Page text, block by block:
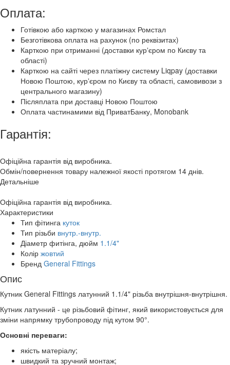
Оплата:
Готівкою або карткою у магазинах Ромстал
Безготівкова оплата на рахунок (по реквізитах)
Карткою при отриманні (доставки курʼєром по Києву та
області)
Карткою на сайті через платіжну систему Liqpay (доставки
Новою Поштою, курʼєром по Києву та області, самовивози з
центрального магазину)
Післяплата при доставці Новою Поштою
Оплата частинамими від ПриватБанку, Monobank
Гарантія:
Офіційна гарантія від виробника.
Обмін/повернення товару належної якості протягом 14 днів.
Детальніше
Офіційна гарантія від виробника.
Характеристики
Тип фітинга куток
Тип різьби внутр.-внутр.
Діаметр фитінга, дюйм 1.1/4"
Колір жовтий
Бренд General Fittings
Опис
Кутник General Fittings латунний 1.1/4" різьба внутрішня-внутрішня.
Кутник латунний - це різьбовий фітинг, який використовується для
зміни напрямку трубопроводу під кутом 90°.
Основні переваги:
якість матеріалу;
швидкий та зручний монтаж;